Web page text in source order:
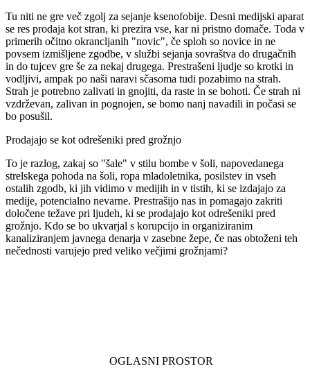
Tu niti ne gre več zgolj za sejanje ksenofobije. Desni medijski aparat
se res prodaja kot stran, ki prezira vse, kar ni pristno domače. Toda v
primerih očitno okrancljanih "novic", če sploh so novice in ne
povsem izmišljene zgodbe, v službi sejanja sovraštva do drugačnih
in do tujcev gre še za nekaj drugega. Prestrašeni ljudje so krotki in
vodljivi, ampak po naši naravi sčasoma tudi pozabimo na strah.
Strah je potrebno zalivati in gnojiti, da raste in se bohoti. Če strah ni
vzdrževan, zalivan in pognojen, se bomo nanj navadili in počasi se
bo posušil.
Prodajajo se kot odrešeniki pred grožnjo
To je razlog, zakaj so "šale" v stilu bombe v šoli, napovedanega
strelskega pohoda na šoli, ropa mladoletnika, posilstev in vseh
ostalih zgodb, ki jih vidimo v medijih in v tistih, ki se izdajajo za
medije, potencialno nevarne. Prestrašijo nas in pomagajo zakriti
določene težave pri ljudeh, ki se prodajajo kot odrešeniki pred
grožnjo. Kdo se bo ukvarjal s korupcijo in organiziranim
kanaliziranjem javnega denarja v zasebne žepe, če nas obtoženi teh
nečednosti varujejo pred veliko večjimi grožnjami?